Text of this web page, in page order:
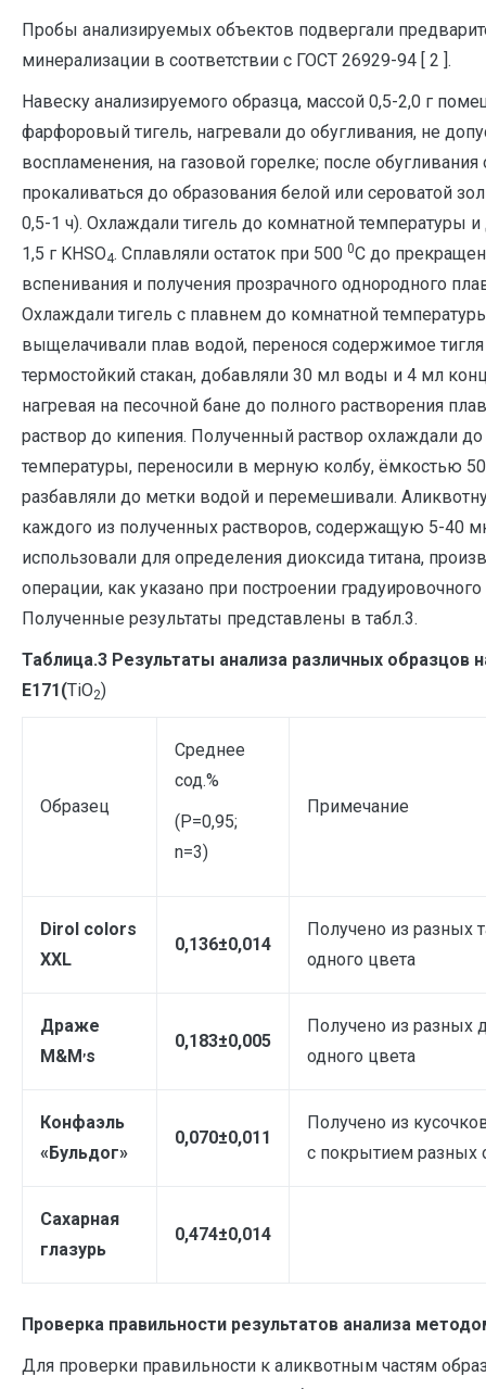
Пробы анализируемых объектов подвергали
минерализации в соответствии с ГОСТ 26929-94 [ 2 ].
Навеску анализируемого образца, массой 0,5-2,0 г
фарфоровый тигель, нагревали до обугливания, не
воспламенения, на газовой горелке; после обугливания
прокаливаться до образования белой или сероватой
0,5-1 ч). Охлаждали тигель до комнатной температуры
1,5 г KHSO4. Сплавляли остаток при 500 0С до
вспенивания и получения прозрачного однородного
Охлаждали тигель с плавнем до комнатной
выщелачивали плав водой, перенося содержимое
термостойкий стакан, добавляли 30 мл воды и 4 мл
нагревая на песочной бане до полного растворения
раствор до кипения. Полученный раствор охлаждали
температуры, переносили в мерную колбу, ёмкостью
разбавляли до метки водой и перемешивали.
каждого из полученных растворов, содержащую 5-40
использовали для определения диоксида титана,
операции, как указано при построении
Полученные результаты представлены в табл.3.
Таблица.3 Результаты анализа различных образцов
Е171(TiO2)
Образец
Среднее
сод.%
(Р=0,95;
n=3)
Примечание
Dirol colors
XXL
0,136±0,014
Получено из разных
одного цвета
Драже
М&M,s
0,183±0,005
Получено из разных
одного цвета
Конфаэль
«Бульдог»
0,070±0,011
Получено из
с покрытием разных
Сахарная
глазурь
0,474±0,014
Проверка правильности результатов анализа
Для проверки правильности к аликвотным частям